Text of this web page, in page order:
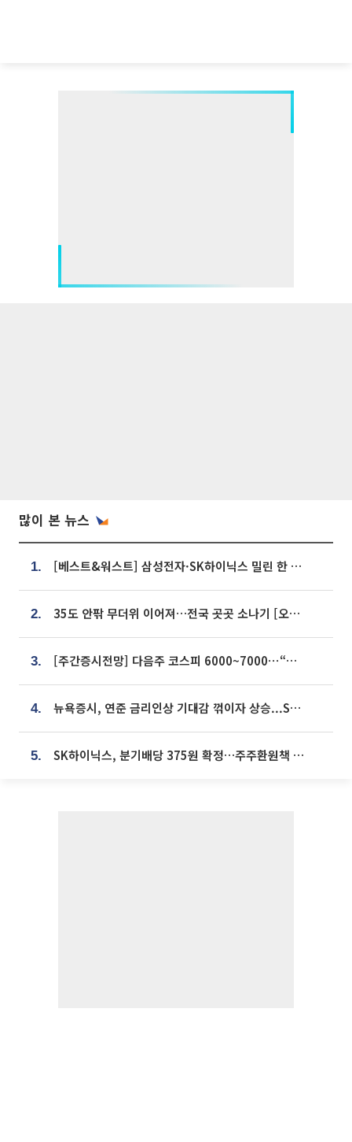
많이 본 뉴스
1. [베스트&워스트] 삼성전자·SK하이닉스 밀린 한 주…상상인증권은 85% 급등
2. 35도 안팎 무더위 이어져…전국 곳곳 소나기 [오늘 날씨]
3. [주간증시전망] 다음주 코스피 6000~7000⋯“外人 수급은 정책이 변수”
4. 뉴욕증시, 연준 금리인상 기대감 꺾이자 상승...S&P500 사상 최고치 [종합]
5. SK하이닉스, 분기배당 375원 확정…주주환원책 9월로 앞당겨 발표